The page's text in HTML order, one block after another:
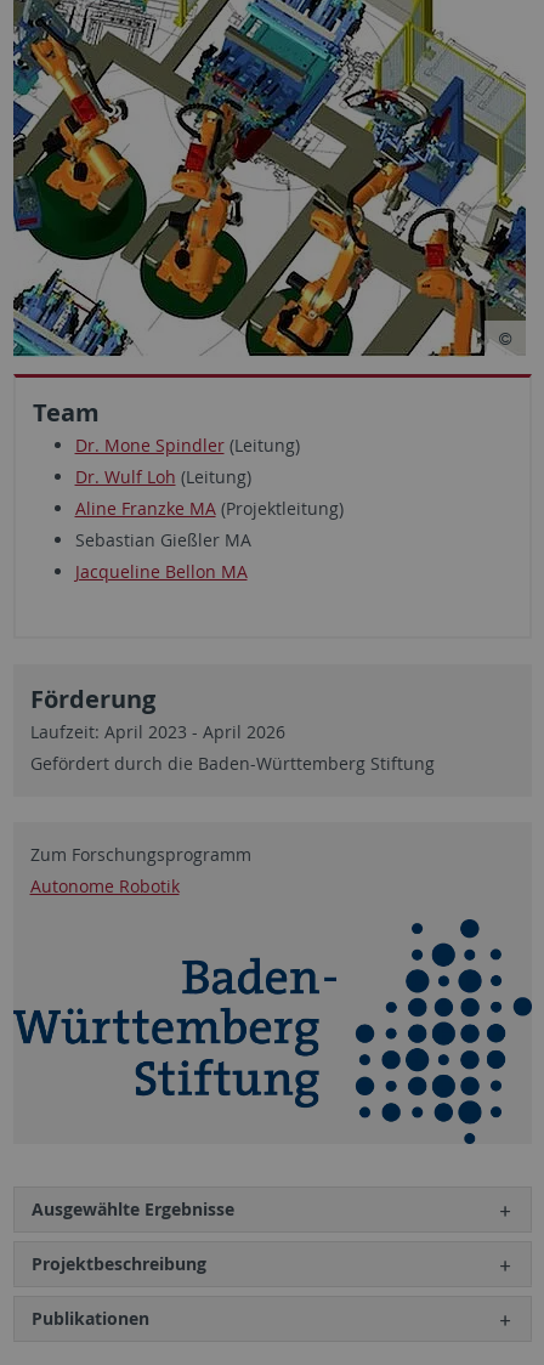
Team
Dr. Mone Spindler(Leitung)
Dr. Wulf Loh (Leitung)
Aline Franzke MA(Projektleitung)
Sebastian Gießler MA
Jacqueline Bellon MA
Förderung
Laufzeit: April 2023 - April 2026
Gefördert durch die Baden-Württemberg Stiftung
Zum Forschungsprogramm
Autonome Robotik
Ausgewählte Ergebnisse
Projektbeschreibung
Publikationen